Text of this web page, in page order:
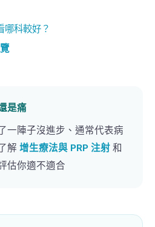
哪科較好？
是痛
一陣子沒進步、通常代表病
解 增生療法與 PRP 注射 和
估你適不適合